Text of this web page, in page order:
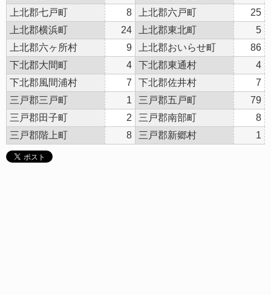
上北郡七戸町
8 上北郡六戸町
25
上北郡横浜町
24 上北郡東北町
5
上北郡六ヶ所村
9 上北郡おいらせ町
86
下北郡大間町
4 下北郡東通村
4
下北郡風間浦村
7 下北郡佐井村
7
三戸郡三戸町
1 三戸郡五戸町
79
三戸郡田子町
2 三戸郡南部町
8
三戸郡階上町
8 三戸郡新郷村 1